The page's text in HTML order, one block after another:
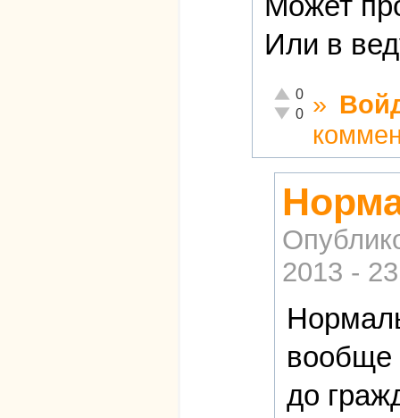
Или в
Отлично!
0
Неадекватно!
0 »
2013 -
вообще
до